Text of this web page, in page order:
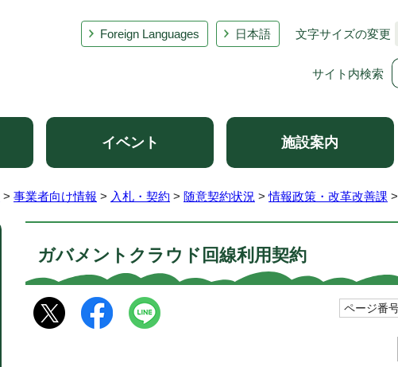
Foreign Languages 日本語 文字サイズの変更
サイト内検索
イベント 施設案内
> 事業者向け情報 > 入札・契約 > 随意契約状況 >情報政策・改革改善課
ガバメントクラウド回線利用契約
ページ番